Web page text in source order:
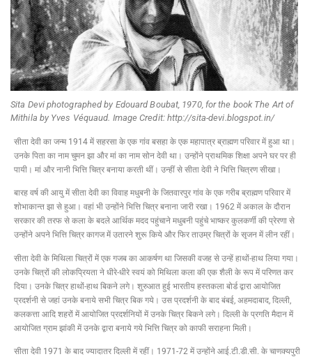
Sita Devi photographed by Edouard Boubat, 1970, for the book The Art of
Mithila by Yves Véquaud. Image Credit: http://sita-devi.blogspot.in/
सीता देवी का जन्म 1914 में सहरसा के एक गांव बसहा के एक महापात्र ब्राह्मण परिवार में हुआ था।
उनके पिता का नाम चुमन झा और मां का नाम सोन देवी था। उन्होंने प्राथमिक शिक्षा अपने घर पर ही
पायी। मां और नानी भित्ति चित्र बनाया करती थीं। उन्हीं से सीता देवी ने भित्ति चित्रण सीखा।
बारह वर्ष की आयु में सीता देवी का विवाह मधुबनी के जितवारपुर गांव के एक गरीब ब्राह्मण परिवार में
शोभाकान्त झा से हुआ। वहां भी उन्होंने भित्ति चित्र बनाना जारी रखा। 1962 में अकाल के दौरान
सरकार की तरफ से कला के बदले आर्थिक मदद पहुंचाने मधुबनी पहुंचे भाष्कर कुलकर्णी की प्रेरणा से
उन्होंने अपने भित्ति चित्र कागज में उतारने शुरू किये और फिर ताउम्र चित्रों के सृजन में लीन रहीं।
सीता देवी के मिथिला चित्रों में एक गजब का आकर्षण था जिसकी वजह से उन्हें हाथों-हाथ लिया गया।
उनके चित्रों की लोकप्रियता ने धीरे-धीरे स्वयं को मिथिला कला की एक शैली के रूप में परिणत कर
दिया। उनके चित्र हाथों-हाथ बिकने लगे। शुरुआत हुई भारतीय हस्तकला बोर्ड द्वारा आयोजित
प्रदर्शनी से जहां उनके बनाये सभी चित्र बिक गये। उस प्रदर्शनी के बाद बंबई, अहमदाबाद, दिल्ली,
कलकत्ता आदि शहरों में आयोजित प्रदर्शनियों में उनके चित्र बिकने लगे। दिल्ली के प्रगति मैदान में
आयोजित ग्राम झांकी में उनके द्वारा बनाये गये भित्ति चित्र को काफी सराहना मिली।
सीता देवी 1971 के बाद ज्यादातर दिल्ली में रहीं। 1971-72 में उन्होंने आई.टी.डी.सी. के चाणक्यपुरी